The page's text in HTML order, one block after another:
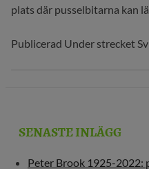
plats där pusselbitarna kan
Publicerad Under strecket
SENASTE INLÄGG
Peter Brook 1925-2022: